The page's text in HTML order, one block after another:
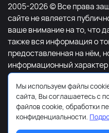
2005-2026 © Все права
сайте не является
ваше внимание на то, что
также вся информация о
предоставленная на нём,
информационный характер
является публичной
положениями Статьи 437
Российской Федерации.
информации о наличии и
товаров и (или) услуг,
Мы используем файлы
сайта, Вы соглашаетесь с
файлов cookie, обработки
конфиденциальности.